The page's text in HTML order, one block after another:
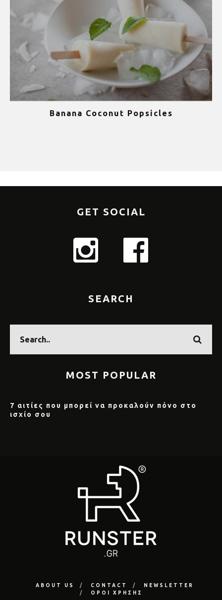
Banana Coconut Popsicles
GET SOCIAL
SEARCH
MOST POPULAR
7 αιτίες που μπορεί να προκαλούν πόνο στο
ισχίο σου
ABOUT US CONTACT
NEWSLETTER
ΟΡΟΙ ΧΡΗΣΗΣ